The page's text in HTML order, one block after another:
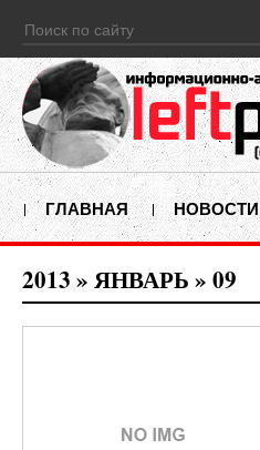
ГЛАВНАЯ НОВОСТИ
2013 » ЯНВАРЬ » 09